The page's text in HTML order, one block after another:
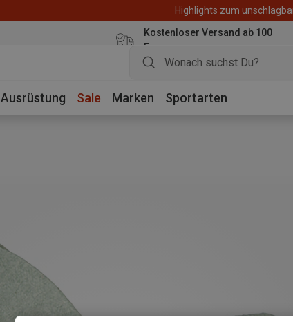
Highlights zum
Kostenloser Versand ab 100
Euro
Ausrüstung Sale Marken Sportarten